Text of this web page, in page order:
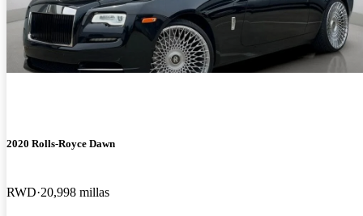
2020 Rolls-Royce Dawn
RWD 20,998 millas